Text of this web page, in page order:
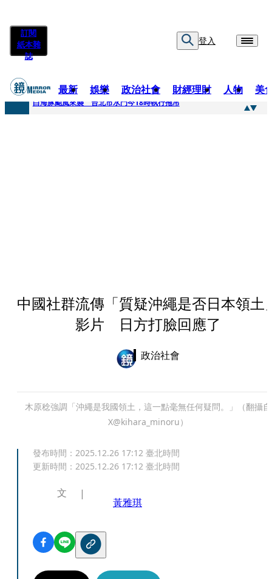
訂閱
紙本雜
誌
登入
最新 娛樂 政治社會 財經理財 人物 美
快訊
白海豚颱風來襲 台北市水門今18時執行拖吊
中國社群流傳「質疑沖繩是否日本領土
影片 日方打臉回應了
政治社會
木原稔強調「沖繩是我國領土，這一點毫無任何疑問。」（翻攝自
X@kihara_minoru）
發布時間： 2025.12.26 17:12 臺北時間
更新時間： 2025.12.26 17:12 臺北時間
文
黃雅琪